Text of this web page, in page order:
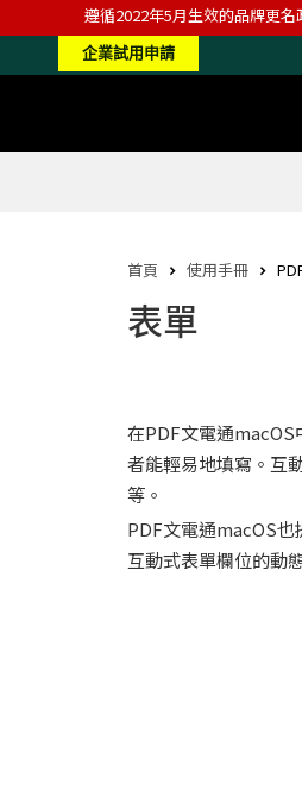
遵循2022年5月生效的品牌更名
企業試用申請
首頁 使用手冊
表單
在PDF文電通macOS
者能輕易地填寫。互
等。
PDF文電通macOS
互動式表單欄位的動